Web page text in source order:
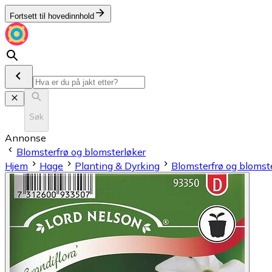
Fortsett til hovedinnhold
Søk
Annonse
Blomsterfrø og blomsterløker
Hjem
Hage Planting & Dyrking Blomsterfrø og